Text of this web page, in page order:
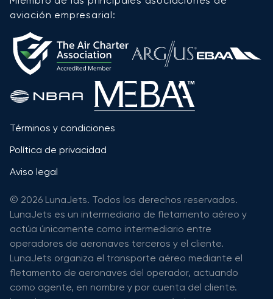
aviación empresarial:
Términos y condiciones
Política de privacidad
Aviso legal
© 2026 LunaJets. Todos los derechos reservados.
LunaJets es un intermediario de fletamento aéreo y
actúa únicamente como intermediario entre
operadores de aeronaves terceros y el cliente.
LunaJets organiza el transporte aéreo mediante el
fletamento de aeronaves del operador, actuando
como agente, en nombre y por cuenta del cliente.